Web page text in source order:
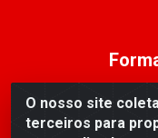
O nosso site
terceiros para